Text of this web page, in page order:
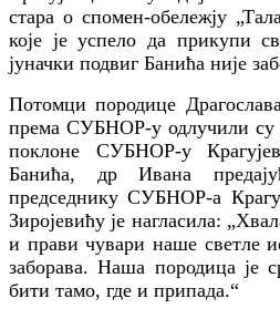
стара о спомен-обележју
које је успело да прикупи
јуначки подвиг Банића није
Потомци породице
према СУБНОР-у одлучили су
поклоне СУБНОР-у
Банића, др Ивана
председнику СУБНОР-а
Зиројевићу је нагласила:
и прави чувари наше светле
заборава. Наша породица је
бити тамо, где и припада.“